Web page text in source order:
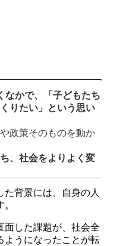
なかで、「子どもたち
りたい」という思い
政策そのものを動か
、社会をよりよく変
背景には、自身の人
面した課題が、社会全
ようになったことが転